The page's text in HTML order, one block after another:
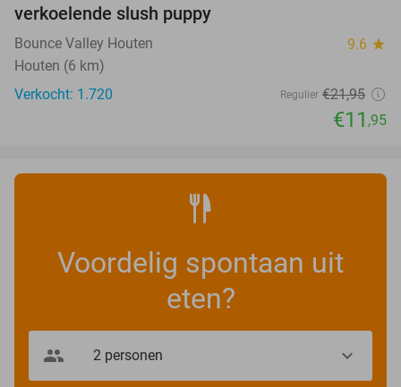
verkoelende slush puppy
Bounce Valley Houten 9.6 star
Houten (6 km)
Verkocht: 1.720
Regulier €21,95
€11 ,95
Voordelig spontaan uit
eten?